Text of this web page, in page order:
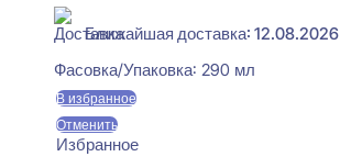
Ближайшая доставка: 12.08.2026
Фасовка/Упаковка: 290 мл
В избранное
Отменить
Избранное